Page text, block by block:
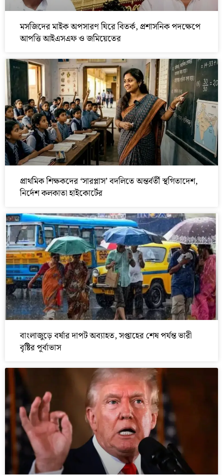
মসজিদের মাইক অপসারণ ঘিরে বিতর্ক, প্রশাসনিক পদক্ষেপে
আপত্তি আইএসএফ ও জমিয়েতের
প্রাথমিক শিক্ষকদের ‘সারপ্লাস’ বদলিতে অন্তর্বর্তী স্থগিতাদেশ,
নির্দেশ কলকাতা হাইকোর্টের
বাংলাজুড়ে বর্ষার দাপট অব্যাহত, সপ্তাহের শেষ পর্যন্ত ভারী
বৃষ্টির পূর্বাভাস